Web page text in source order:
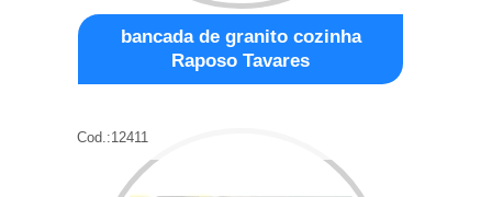
bancada de granito cozinha
Raposo Tavares
Cod.:12411